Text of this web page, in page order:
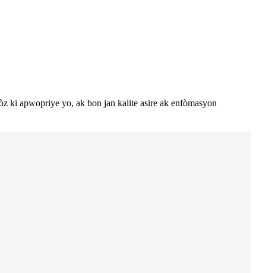
ki apwopriye yo, ak bon jan kalite asire ak enfòmasyon